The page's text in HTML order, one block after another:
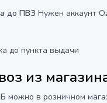
до ПВЗ Нужен аккаунт
до пункта выдачи
из
можно в розничном